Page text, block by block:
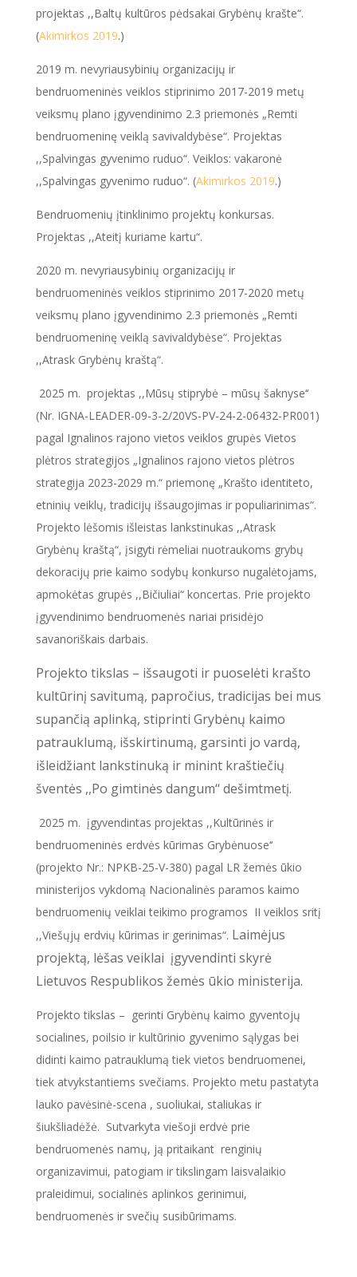
projektas ,,Baltų kultūros pėdsakai Grybėnų krašte“.
(Akimirkos 2019.)
2019 m. nevyriausybinių organizacijų ir
bendruomeninės veiklos stiprinimo 2017-2019 metų
veiksmų plano įgyvendinimo 2.3 priemonės „Remti
bendruomeninę veiklą savivaldybėse“. Projektas
,,Spalvingas gyvenimo ruduo“. Veiklos: vakaronė
,,Spalvingas gyvenimo ruduo“. (Akimirkos 2019.)
Bendruomenių įtinklinimo projektų konkursas.
Projektas ,,Ateitį kuriame kartu“.
2020 m. nevyriausybinių organizacijų ir
bendruomeninės veiklos stiprinimo 2017-2020 metų
veiksmų plano įgyvendinimo 2.3 priemonės „Remti
bendruomeninę veiklą savivaldybėse“. Projektas
,,Atrask Grybėnų kraštą“.
2025 m. projektas ,,Mūsų stiprybė – mūsų šaknyse‘‘
(Nr. IGNA-LEADER-09-3-2/20VS-PV-24-2-06432-PR001)
pagal Ignalinos rajono vietos veiklos grupės Vietos
plėtros strategijos „Ignalinos rajono vietos plėtros
strategija 2023-2029 m.“ priemonę „Krašto identiteto,
etninių veiklų, tradicijų išsaugojimas ir populiarinimas“.
Projekto lėšomis išleistas lankstinukas ,,Atrask
Grybėnų kraštą“, įsigyti rėmeliai nuotraukoms grybų
dekoracijų prie kaimo sodybų konkurso nugalėtojams,
apmokėtas grupės ,,Bičiuliai“ koncertas. Prie projekto
įgyvendinimo bendruomenės nariai prisidėjo
savanoriškais darbais.
Projekto tikslas – išsaugoti ir puoselėti krašto
kultūrinį savitumą, papročius, tradicijas bei mus
supančią aplinką, stiprinti Grybėnų kaimo
patrauklumą, išskirtinumą, garsinti jo vardą,
išleidžiant lankstinuką ir minint kraštiečių
šventės ,,Po gimtinės dangum‘‘ dešimtmetį.
2025 m. įgyvendintas projektas ,,Kultūrinės ir
bendruomeninės erdvės kūrimas Grybėnuose‘‘
(projekto Nr.: NPKB-25-V-380) pagal LR žemės ūkio
ministerijos vykdomą Nacionalinės paramos kaimo
bendruomenių veiklai teikimo programos II veiklos sritį
,,Viešųjų erdvių kūrimas ir gerinimas“. Laimėjus
projektą, lėšas veiklai įgyvendinti skyrė
Lietuvos Respublikos žemės ūkio ministerija.
Projekto tikslas – gerinti Grybėnų kaimo gyventojų
socialines, poilsio ir kultūrinio gyvenimo sąlygas bei
didinti kaimo patrauklumą tiek vietos bendruomenei,
tiek atvykstantiems svečiams. Projekto metu pastatyta
lauko pavėsinė-scena , suoliukai, staliukas ir
šiukšliadėžė. Sutvarkyta viešoji erdvė prie
bendruomenės namų, ją pritaikant renginių
organizavimui, patogiam ir tikslingam laisvalaikio
praleidimui, socialinės aplinkos gerinimui,
bendruomenės ir svečių susibūrimams.